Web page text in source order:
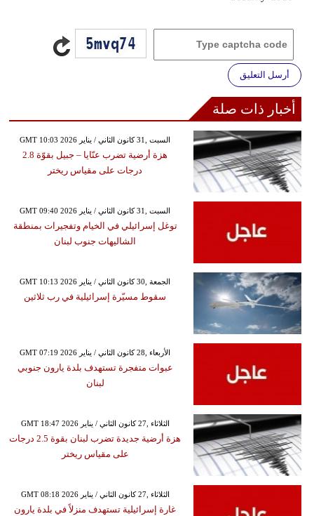
أرسل التعليق
أخبار ذات صلة
GMT 10:03 2026 السبت ,31 كانون الثاني / يناير
هزة أرضية تضرب عنّايا – جبيل بقوّة 2.8
درجات على مقياس ريختر
GMT 09:40 2026 السبت ,31 كانون الثاني / يناير
توغل إسرائيلي في الخيام وتفجيرات بمنطقة
الشاليهات جنوب لبنان
GMT 10:13 2026 الجمعة ,30 كانون الثاني / يناير
سقوط مسيّرة إسرائيلية في رب ثلاثين
GMT 07:19 2026 الأربعاء ,28 كانون الثاني / يناير
عبوات متفجرة تستهدف بلدة يارون جنوبي
لبنان
GMT 18:47 2026 الثلاثاء ,27 كانون الثاني / يناير
هزة أرضية جديدة تضرب لبنان بقوة 2.5 درجات
على مقياس ريختر
GMT 08:18 2026 الثلاثاء ,27 كانون الثاني / يناير
غارة إسرائيلية تستهدف منزلاً في بلدة يارون